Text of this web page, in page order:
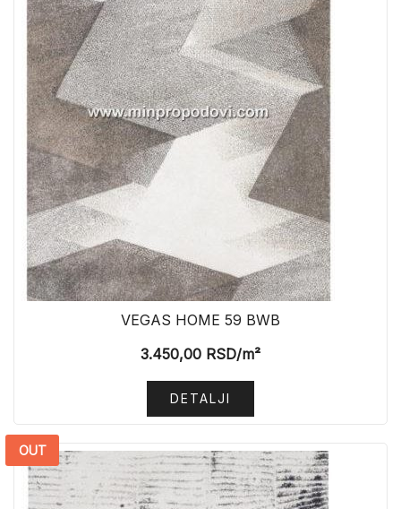
VEGAS HOME 59 BWB
3.450,00 RSD/m²
DETALJI
OUT